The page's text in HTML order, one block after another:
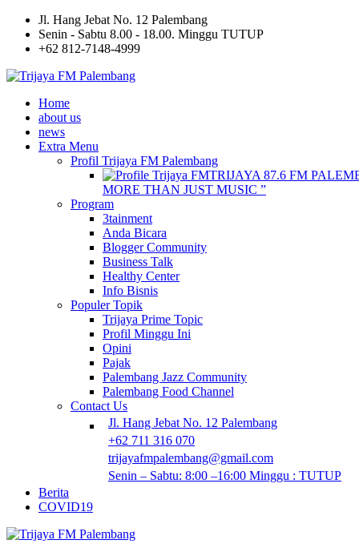
Jl. Hang Jebat No. 12 Palembang
Senin - Sabtu 8.00 - 18.00. Minggu TUTUP
+62 812-7148-4999
Home
about us
news
Extra Menu
Profil Trijaya FM Palembang
TRIJAYA 87.6 FM
MORE THAN JUST MUSIC ”
Program
3tainment
Anda Bicara
Blogger Community
Business Talk
Healthy Center
Info Bisnis
Populer Topik
Trijaya Prime Topic
Profil Minggu Ini
Opini
Pajak
Palembang Jazz Community
Palembang Food Channel
Contact Us
Jl. Hang Jebat No. 12 Palembang
+62 711 316 070
trijayafmpalembang@gmail.com
Senin – Sabtu: 8:00 –16:00 Minggu : TUTUP
Berita
COVID19